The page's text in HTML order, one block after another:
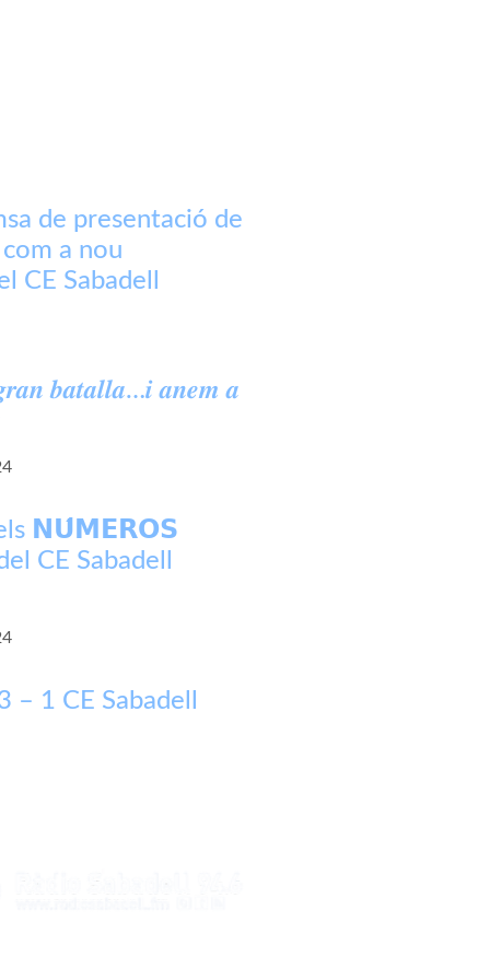
de presentació de
a nou
CE Sabadell
𝒃𝒂𝒕𝒂𝒍𝒍𝒂…𝒊 𝒂𝒏𝒆𝒎 𝒂
els 𝗡𝗨́𝗠𝗘𝗥𝗢𝗦
CE Sabadell
– 1 CE Sabadell